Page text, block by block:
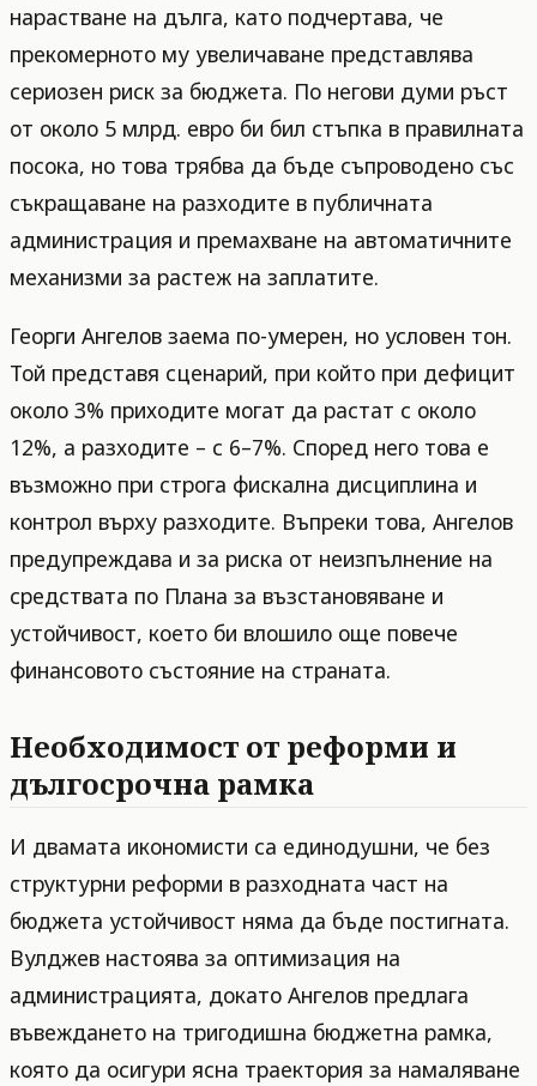
нарастване на дълга, като подчертава, че
прекомерното му увеличаване представлява
сериозен риск за бюджета. По негови думи ръст
от около 5 млрд. евро би бил стъпка в правилната
посока, но това трябва да бъде съпроводено със
съкращаване на разходите в публичната
администрация и премахване на автоматичните
механизми за растеж на заплатите.
Георги Ангелов заема по-умерен, но условен тон.
Той представя сценарий, при който при дефицит
около 3% приходите могат да растат с около
12%, а разходите – с 6–7%. Според него това е
възможно при строга фискална дисциплина и
контрол върху разходите. Въпреки това, Ангелов
предупреждава и за риска от неизпълнение на
средствата по Плана за възстановяване и
устойчивост, което би влошило още повече
финансовото състояние на страната.
Необходимост от реформи и
дългосрочна рамка
И двамата икономисти са единодушни, че без
структурни реформи в разходната част на
бюджета устойчивост няма да бъде постигната.
Вулджев настоява за оптимизация на
администрацията, докато Ангелов предлага
въвеждането на тригодишна бюджетна рамка,
която да осигури ясна траектория за намаляване